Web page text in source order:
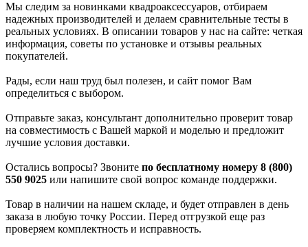
Мы следим за новинками квадроаксессуаров, отбираем
надежных производителей и делаем сравнительные тесты в
реальных условиях. В описании товаров у нас на сайте: четкая
информация, советы по установке и отзывы реальных
покупателей.
Рады, если наш труд был полезен, и сайт помог Вам
определиться с выбором.
Отправьте заказ, консультант дополнительно проверит товар
на совместимость с Вашей маркой и моделью и предложит
лучшие условия доставки.
Остались вопросы? Звоните по бесплатному номеру 8 (800)
550 9025 или напишите свой вопрос команде поддержки.
Товар в наличии на нашем складе, и будет отправлен в день
заказа в любую точку России. Перед отгрузкой еще раз
проверяем комплектность и исправность.